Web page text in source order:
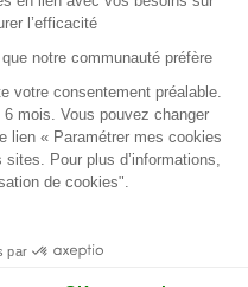
l’efficacité
notre communauté préfère
votre consentement préalable.
mois. Vous pouvez changer
lien « Paramétrer mes cookies
Pour plus d’informations,
de cookies".
par